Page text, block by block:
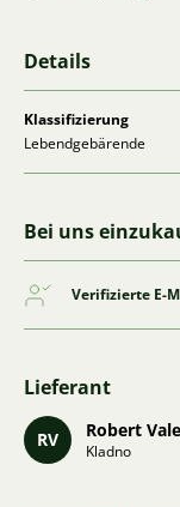
Details
Klassifizierung
Lebendgebärende
Bei uns
Verifizierte E-
Lieferant
RV Robert
Kladno